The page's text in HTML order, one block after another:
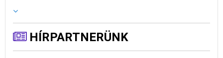
HÍRPARTNERÜNK